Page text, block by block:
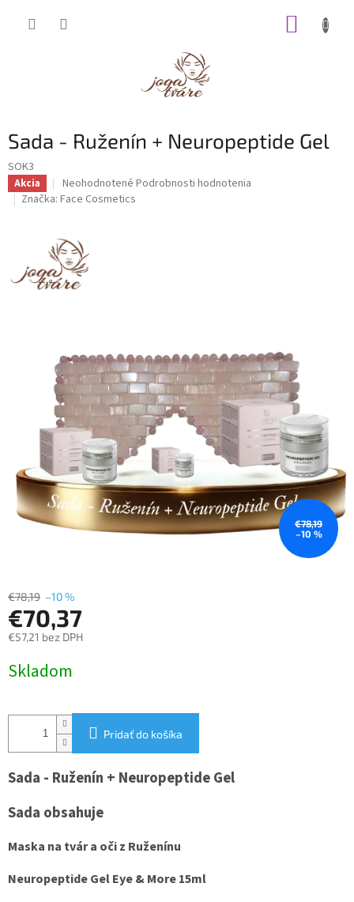
Sada - Ruženín + Neuropeptide Gel
SOK3
Akcia
Priemerné
hodnotenie
0,0
z
5
hviezdičiek.
Neohodnotené Podrobnosti hodnotenia
Značka: Face Cosmetics
€78,19
–10 %
€78,19 –10 %
€70,37
€57,21 bez DPH
cena:
Skladom
Pridať do košíka
Sada - Ruženín + Neuropeptide Gel
Sada obsahuje
Maska na tvár a oči z Ruženínu
Neuropeptide Gel Eye & More 15ml